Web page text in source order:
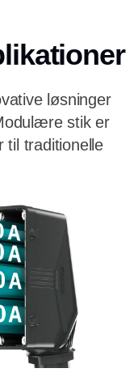
løsninger
stik er
til traditionelle